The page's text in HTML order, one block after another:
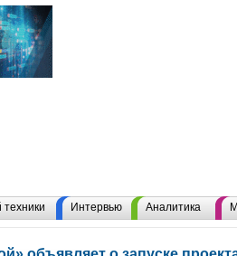
Интервью Аналитика